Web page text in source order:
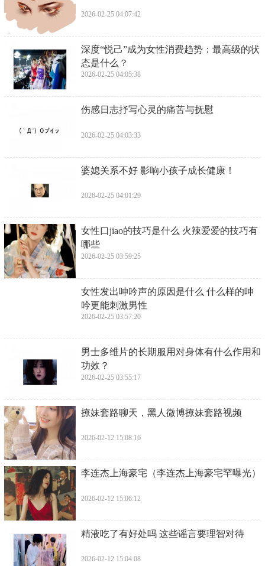
2026-02-25 04:07:42
​深度“悦己”成为女性消费趋势：最高级的状
态是什么？
2026-02-25 04:05:38
​伤感日志抒写心灵的痛苦与抚慰
2026-02-25 04:03:33
​婆媳关系不好 影响小孩子成长健康！
2026-02-25 04:01:29
​女性口jiao的技巧是什么 火辣爱爱的技巧有
哪些
2026-02-25 03:59:25
​女性发出呻吟声的原因是什么 什么样的呻
吟更能刺激男性
2026-02-25 03:57:20
​男士多维片的长期服用对身体有什么作用和
功效？
2026-02-25 03:55:17
​撩妹套路聊天，黑人微博撩妹套路视频
2026-02-12 15:08:16
​李连杰上海豪宅（李连杰上海豪宅罕曝光）
2026-02-12 15:06:12
​精液吃了有好处吗 这些谣言要理智对待
2026-02-12 15:04:08